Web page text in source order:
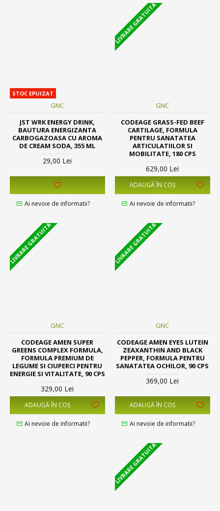
STOC EPUIZAT
GNC
JST WRK ENERGY DRINK,
BAUTURA ENERGIZANTA
CARBOGAZOASA CU AROMA
DE CREAM SODA, 355 ML
29,00 Lei
Ai nevoie de informatii?
LIVRARE GRATUITA
GNC
CODEAGE GRASS-FED BEEF
CARTILAGE, FORMULA
PENTRU SANATATEA
ARTICULATIILOR SI
MOBILITATE, 180 CPS
629,00 Lei
ADAUGĂ ÎN COŞ
Ai nevoie de informatii?
LIVRARE GRATUITA
GNC
CODEAGE AMEN SUPER
GREENS COMPLEX FORMULA,
FORMULA PREMIUM DE
LEGUME SI CIUPERCI PENTRU
ENERGIE SI VITALITATE, 90 CPS
329,00 Lei
ADAUGĂ ÎN COŞ
Ai nevoie de informatii?
LIVRARE GRATUITA
GNC
CODEAGE AMEN EYES LUTEIN
ZEAXANTHIN AND BLACK
PEPPER, FORMULA PENTRU
SANATATEA OCHILOR, 90 CPS
369,00 Lei
ADAUGĂ ÎN COŞ
Ai nevoie de informatii?
LIVRARE GRATUITA